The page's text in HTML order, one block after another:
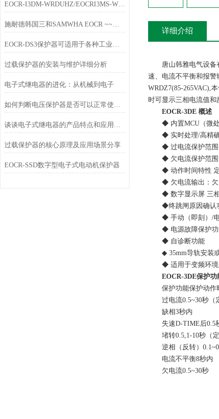
EOCR-I3DM-WRDUHZ/EOCRI3MS-WRDUHZ施耐德原装电动机保护器简介
施耐德韩国三和SAMWHA EOCR ~~唐山韩雅电气春节放假通知
EOCR-DS3保护器可适用于各种工业环境中
过载保护器的安装与维护详细分析
电子式继电器的进化：从机械到电子
如何判断电压保护器是否可以正常使用？
谈谈电子式继电器的产品特点和应用行业
过载保护器的核心原理及应用场景分享
EOCR-SSD数字型电子式电动机保护器
详细介绍
唐山韩雅电气设备有
速、电流不平衡和报警
WRDZ7(85-265VAC),
时可显示三相电流值
EOCR-3DE 概述
◆ 内置MCU（微处
◆ 实时处理/高精
◆ 过电流保护范围：
◆ 欠电流保护范围
◆ 动作时间特性 定时
◆ 欠电流输出：欠电
◆ 数字显示屏 三相
◆终跳闸原因确认功
◆ 手动（即刻）/电
◆ 电源故障保护功
◆ 自诊断功能
◆ 35mm导轨安装或
◆ 适用于变频环境
EOCR-3DE保护功
保护功能保护动作
过电流0.5~30秒（定
缺相3秒内
失速D-TIME后0.5
堵转0.5,1-10秒（定
逆相（反转）
电流不平衡8秒内
欠电流0.5~30秒